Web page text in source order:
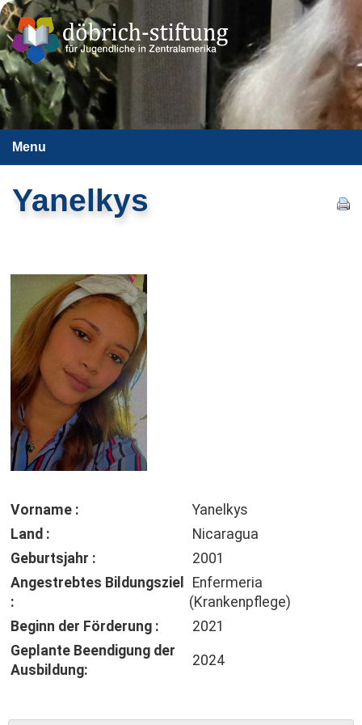
Menu
Yanelkys
Vorname :
Yanelkys
Land :
Nicaragua
Geburtsjahr :
2001
Angestrebtes Bildungsziel
:
Enfermeria
(Krankenpflege)
Beginn der Förderung :
2021
Geplante Beendigung der
Ausbildung:
2024